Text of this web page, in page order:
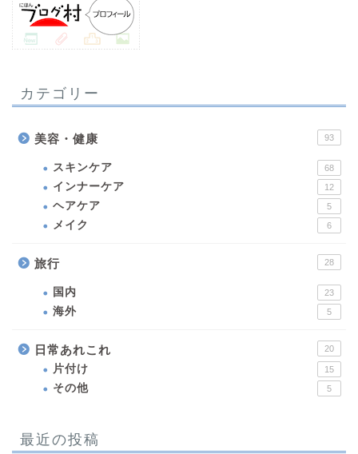
カテゴリー
美容・健康 93
スキンケア 68
インナーケア 12
ヘアケア 5
メイク 6
旅行 28
国内 23
海外 5
日常あれこれ 20
片付け 15
その他 5
最近の投稿